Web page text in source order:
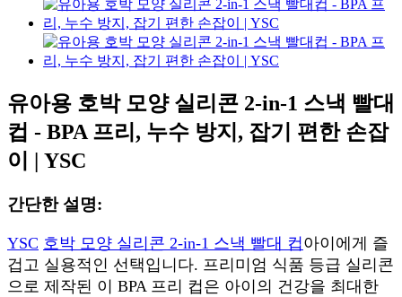
유아용 호박 모양 실리콘 2-in-1 스낵 빨대
컵 - BPA 프리, 누수 방지, 잡기 편한 손잡
이 | YSC
간단한 설명:
YSC 호박 모양 실리콘 2-in-1 스낵 빨대 컵 아이에게 즐
겁고 실용적인 선택입니다. 프리미엄 식품 등급 실리콘
으로 제작된 이 BPA 프리 컵은 아이의 건강을 최대한